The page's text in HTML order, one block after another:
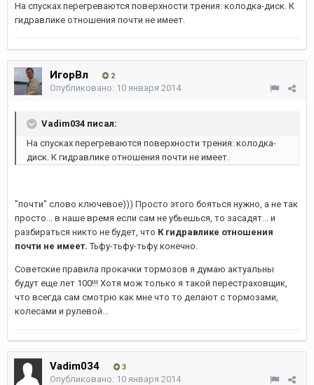
На спусках перегреваются поверхности трения: колодка-диск. К
гидравлике отношения почти не имеет.
ИгорВл 2
Опубликовано: 10 января 2014
Vadim034 писал:
На спусках перегреваются поверхности трения: колодка-
диск. К гидравлике отношения почти не имеет.
"почти" слово ключевое))) Просто этого бояться нужно, а не так
просто... в наше время если сам не убьешься, то засадят... и
разбираться никто не будет, что К гидравлике отношения
почти не имеет. Тьфу-тьфу-тьфу конечно.
Советские правила прокачки тормозов я думаю актуальны
будут еще лет 100!!! Хотя мож только я такой перестраховщик,
что всегда сам смотрю как мне что то делают с тормозами,
колесами и рулевой...
Vadim034 3
Опубликовано: 10 января 2014